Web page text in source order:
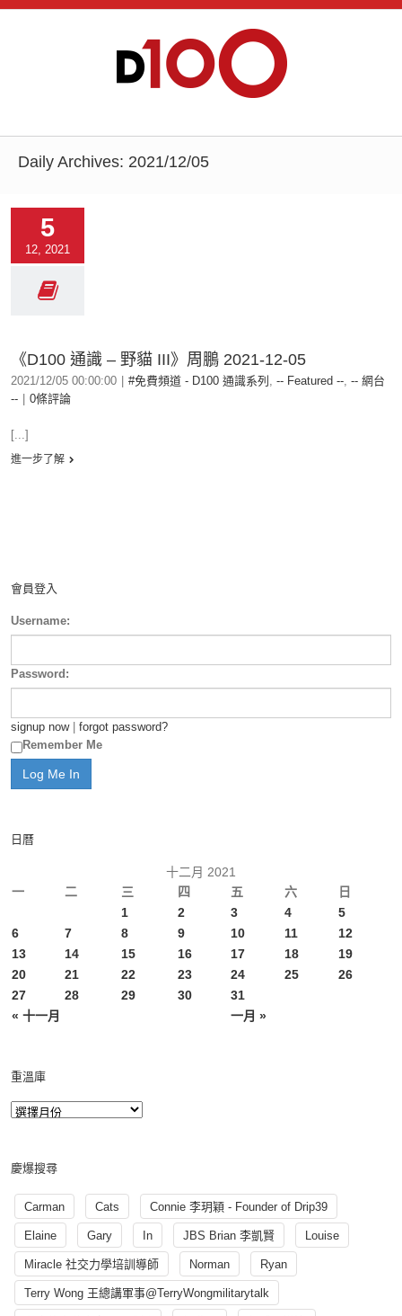
Daily Archives: 2021/12/05
5
12, 2021
《D100 通識 – 野貓 III》周鵬 2021-12-05
2021/12/05 00:00:00 #免費頻道 - D100 通識系列 , -- Featured --, -- 網台
--
0條評論
[...]
進一步了解
會員登入
Username:
Password:
signup now| forgot password?
Remember Me
日曆
十二月 2021
一
二 三 四 五 六 日
« 十一月 一月 »
1 2 3 4
5
6
7 8 9 10 11
12
13
14 15 16 17 18
19
20
21 22 23 24 25
26
27
28 29 30 31
重溫庫
慶爆搜尋
Carman Cats Connie 李玥穎 - Founder of Drip39
Elaine Gary In JBS Brian 李凱賢 Louise
Miracle 社交力學培訓導師 Norman Ryan
Terry Wong 王總講軍事@TerryWongmilitarytalk